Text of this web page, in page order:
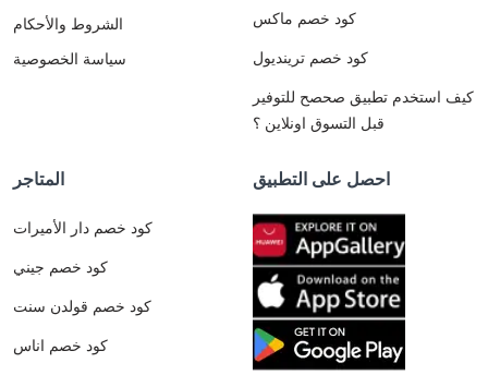
الشروط والأحكام
سياسة الخصوصية
كود خصم ماكس
كود خصم ترينديول
كيف استخدم تطبيق صحصح للتوفير
قبل التسوق اونلاين ؟
المتاجر
كود خصم دار الأميرات
كود خصم جيني
كود خصم قولدن سنت
كود خصم اناس
احصل على التطبيق